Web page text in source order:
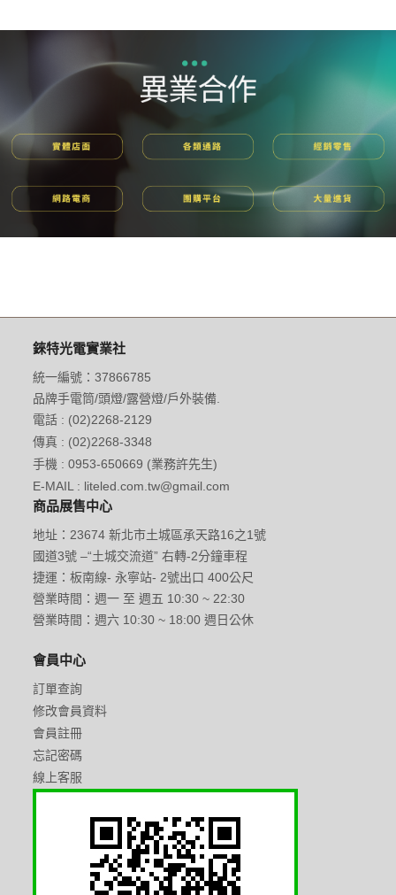
錸特光電實業社
統一編號：37866785
品牌手電筒/頭燈/露營燈/戶外裝備.
電話 : (02)2268-2129
傳真 : (02)2268-3348
手機 : 0953-650669 (業務許先生)
E-MAIL : liteled.com.tw@gmail.com
商品展售中心
地址：23674 新北市土城區承天路16之1號
國道3號 –“土城交流道” 右轉-2分鐘車程
捷運：板南線- 永寧站- 2號出口 400公尺
營業時間：週一 至 週五 10:30 ~ 22:30
營業時間：週六 10:30 ~ 18:00 週日公休
會員中心
訂單查詢
修改會員資料
會員註冊
忘記密碼
線上客服